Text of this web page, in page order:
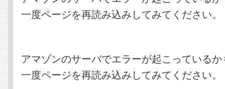
一度ページを再読み込みしてみてください。
アマゾンのサーバでエラーが起こっている
一度ページを再読み込みしてみてください。